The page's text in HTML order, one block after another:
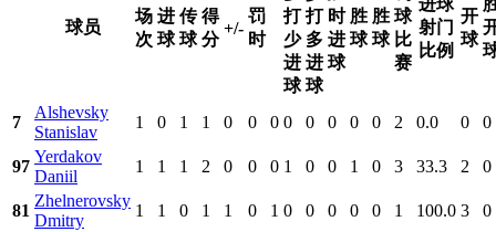
球员
场
次
进
球
传
球
得
分
+/-
罚
时
打
少
进
球
打
多
进
球
时
进
球
胜
球
胜
球
球
比
赛
进球
射门
比例
开
球
7
Alshevsky
Stanislav
1 0 1 1 0 0 0 0 0 0 0 0 2 0.0 0 0
97
Yerdakov
Daniil
1 1 1 2 0 0 0 1 0 0 1 0 3 33.3 2 0
81
Zhelnerovsky
Dmitry
1 1 0 1 1 0 1 0 0 0 0 0 1 100.0 3
0